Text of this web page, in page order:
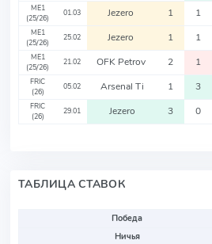
ME1
(25/26)
01.03 Jezero 1 1
ME1
(25/26)
25.02 Jezero 1 1
ME1
(25/26)
21.02 OFK Petrov 2 1
FRIC
(26)
05.02 Arsenal Ti 1 3
FRIC
(26)
29.01 Jezero 3 0
ТАБЛИЦА СТАВОК
Победа
Ничья